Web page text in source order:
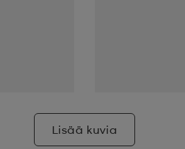
Lisää kuvia